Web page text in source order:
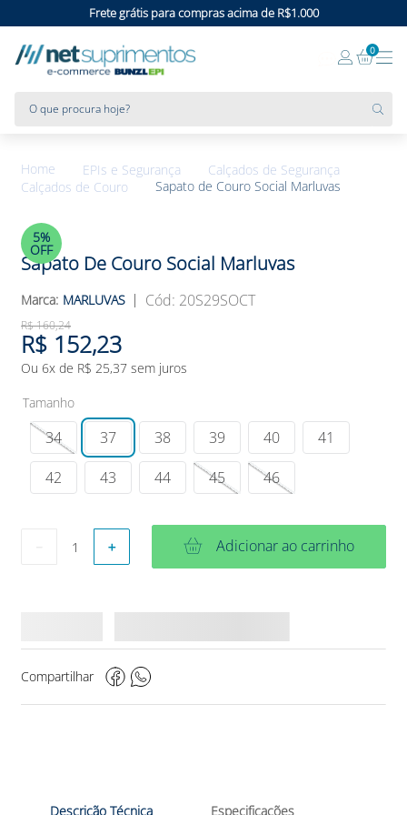
Frete grátis para compras acima de R$1.000
0
EPIs e Segurança
Calçados de Segurança
Calçados de Couro
Sapato de Couro Social Marluvas
5%
OFF
Sapato De Couro Social Marluvas
MARLUVAS : 20S29SOCT
R$160,24
R$ 152,23
Ou 6x de R$ 25,37 sem juros
Tamanho
34 37 38 39 40
41
42
43 44 45 46
＋ Adicionar ao carrinho
Compartilhar
Descrição Técnica Especificações